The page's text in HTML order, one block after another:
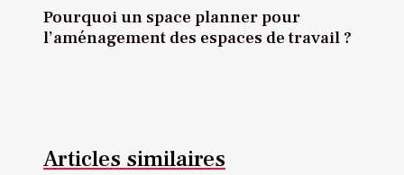
Pourquoi un space planner pour
l’aménagement des espaces de travail ?
Articles similaires